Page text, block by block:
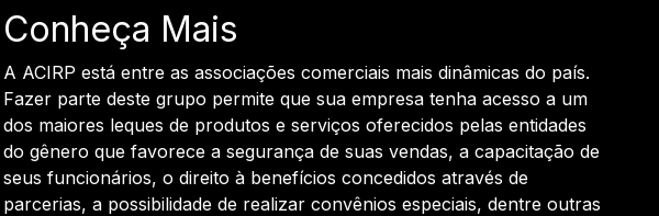
Conheça Mais
A ACIRP está entre as associações comerciais mais dinâmicas do país.
Fazer parte deste grupo permite que sua empresa tenha acesso a um
dos maiores leques de produtos e serviços oferecidos pelas entidades
do gênero que favorece a segurança de suas vendas, a capacitação de
seus funcionários, o direito à benefícios concedidos através de
parcerias, a possibilidade de realizar convênios especiais, dentre outras